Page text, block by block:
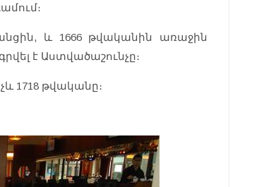
և 1666 թվականին առաջին
է Աստվածաշունչը։
1718 թվականը։